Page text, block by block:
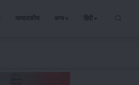
सम्पादकीय अन्य हिंदी